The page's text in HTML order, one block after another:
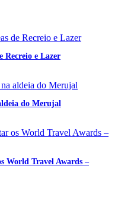
Recreio e Lazer
do Merujal
World Travel Awards –